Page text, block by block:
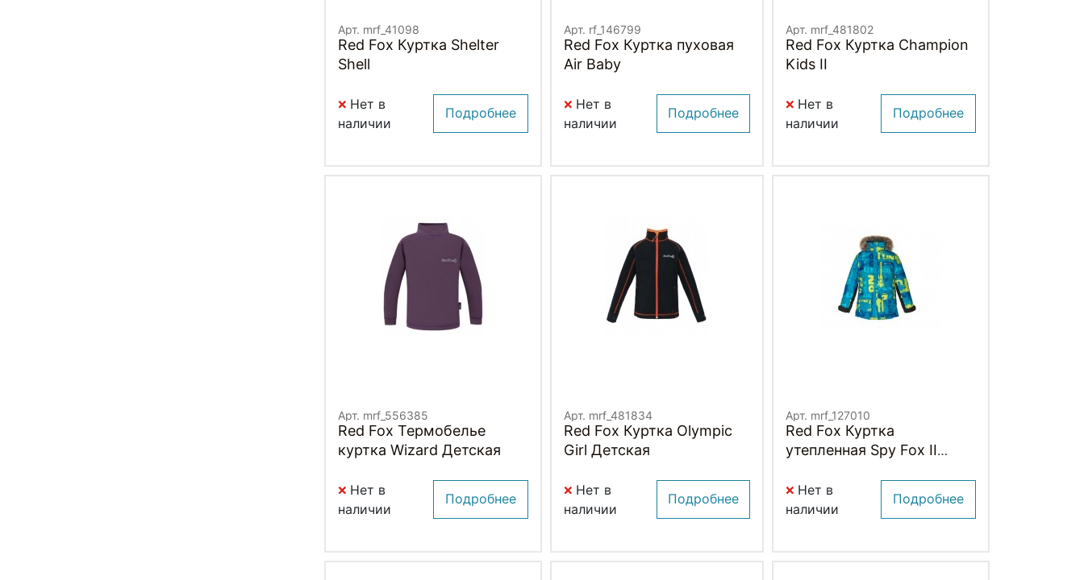
Арт. mrf_41098
Red Fox Куртка Shelter
Shell
Нет в
наличии
Подробнее
Арт. rf_146799
Red Fox Куртка пуховая
Air Baby
Нет в
наличии
Подробнее
Арт. mrf_481802
Red Fox Куртка Champion
Kids II
Нет в
наличии
Подробнее
Арт. mrf_556385
Red Fox Термобелье
куртка Wizard Детская
Нет в
наличии
Подробнее
Арт. mrf_481834
Red Fox Куртка Olympic
Girl Детская
Нет в
наличии
Подробнее
Арт. mrf_127010
Red Fox Куртка
утепленная Spy Fox II
Нет в
наличии
Подробнее